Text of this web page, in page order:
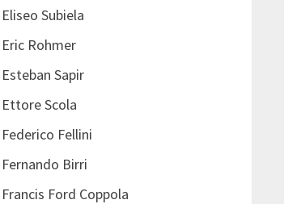
Eliseo Subiela
Eric Rohmer
Esteban Sapir
Ettore Scola
Federico Fellini
Fernando Birri
Francis Ford Coppola